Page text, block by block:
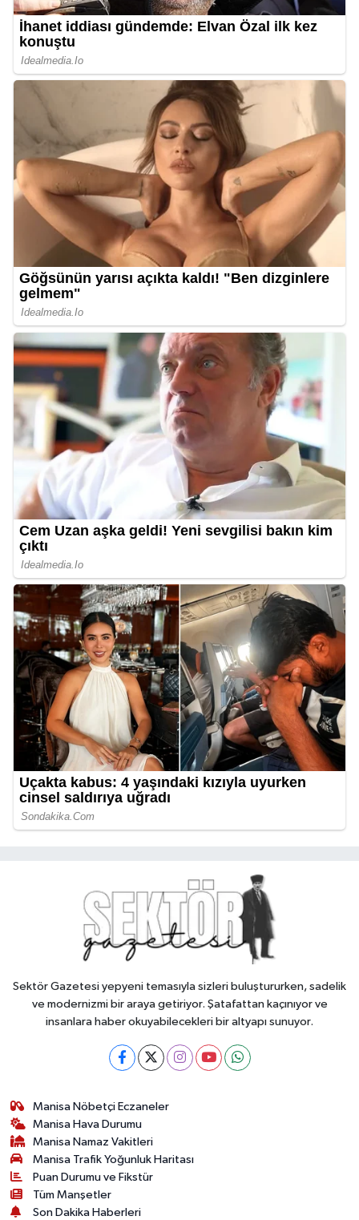
Sektör Gazetesi yepyeni temasıyla sizleri buluştururken, sadelik
ve modernizmi bir araya getiriyor. Şatafattan kaçınıyor ve
insanlara haber okuyabilecekleri bir altyapı sunuyor.
Manisa Nöbetçi Eczaneler
Manisa Hava Durumu
Manisa Namaz Vakitleri
Manisa Trafik Yoğunluk Haritası
Puan Durumu ve Fikstür
Tüm Manşetler
Son Dakika Haberleri